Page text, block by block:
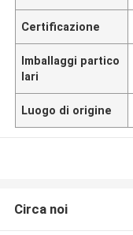
Certificazione
Imballaggi partico
lari
Luogo di origine
Circa noi